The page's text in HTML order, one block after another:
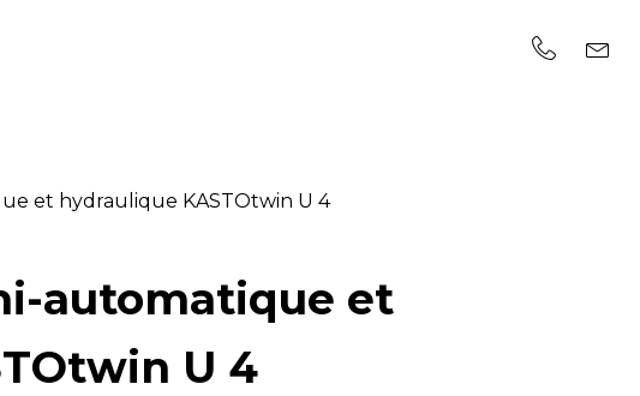
et hydraulique KASTOtwin U 4
automatique et
U 4